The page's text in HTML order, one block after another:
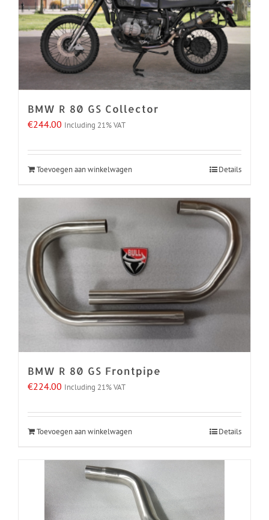
BMW R 80 GS Collector
€244.00 Including 21% VAT
Toevoegen aan winkelwagen Details
BMW R 80 GS Frontpipe
€224.00 Including 21% VAT
Toevoegen aan winkelwagen Details